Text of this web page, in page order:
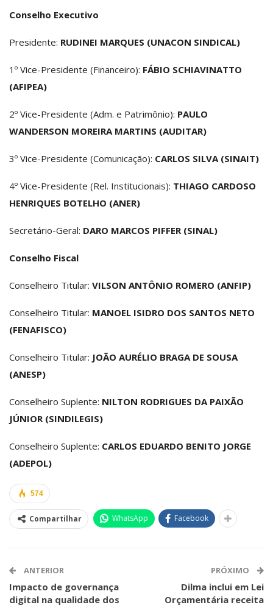
Conselho Executivo
Presidente: RUDINEI MARQUES (UNACON SINDICAL)
1º Vice-Presidente (Financeiro): FÁBIO SCHIAVINATTO
(AFIPEA)
2º Vice-Presidente (Adm. e Patrimônio): PAULO
WANDERSON MOREIRA MARTINS (AUDITAR)
3º Vice-Presidente (Comunicação): CARLOS SILVA (SINAIT)
4º Vice-Presidente (Rel. Institucionais): THIAGO CARDOSO
HENRIQUES BOTELHO (ANER)
Secretário-Geral: DARO MARCOS PIFFER (SINAL)
Conselho Fiscal
Conselheiro Titular: VILSON ANTÔNIO ROMERO (ANFIP)
Conselheiro Titular: MANOEL ISIDRO DOS SANTOS NETO
(FENAFISCO)
Conselheiro Titular: JOÃO AURÉLIO BRAGA DE SOUSA
(ANESP)
Conselheiro Suplente: NILTON RODRIGUES DA PAIXÃO
JÚNIOR (SINDILEGIS)
Conselheiro Suplente: CARLOS EDUARDO BENITO JORGE
(ADEPOL)
574
Compartilhar WhatsApp Facebook
ANTERIOR
Impacto de governança
digital na qualidade dos
PRÓXIMO
Dilma inclui em Lei
Orçamentária receita